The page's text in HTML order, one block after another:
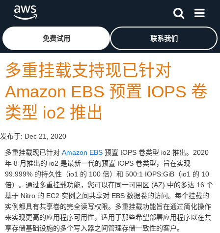
跳至主要内容
免费试用 联系我们
多重挂载支持现已针对
Amazon EBS 预置 IOPS 卷
类型 io2 推出
发布于: Dec 21, 2020
多重挂载现已针对 Amazon EBS 预置 IOPS 卷类型 io2 推出。2020
年 8 月推出的 io2 是最新一代的预置 IOPS 卷类型，旨在实现
99.999% 的持久性（io1 的 100 倍）和 500:1 IOPS:GiB（io1 的 10
倍）。通过多重挂载功能，您可以在同一可用区 (AZ) 中的多达 16 个
基于 Nitro 的 EC2 实例之间共享对 EBS 数据卷的访问。每个挂载的
实例都具有共享卷的完全读写权限。多重挂载功能旨在通过简化操作
来实现更高的应用程序可用性，适用于那些希望部署应用程序以在共
享存储基础设施的多个写入器之间管理存储一致性的客户。